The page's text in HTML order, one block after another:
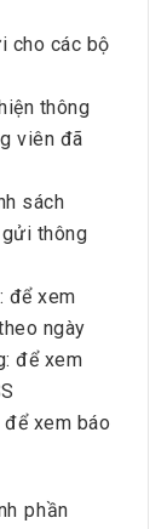
cho các bộ
thông
viên đã
sách
thông
để xem
ngày
để xem
để xem báo
phần